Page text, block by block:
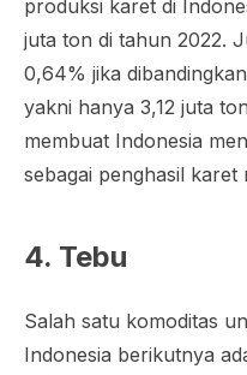
produksi karet di
juta ton di tahun 2022.
0,64% jika
yakni hanya 3,12 juta
membuat Indonesia
sebagai penghasil
4. Tebu
Salah satu komoditas
Indonesia berikutnya